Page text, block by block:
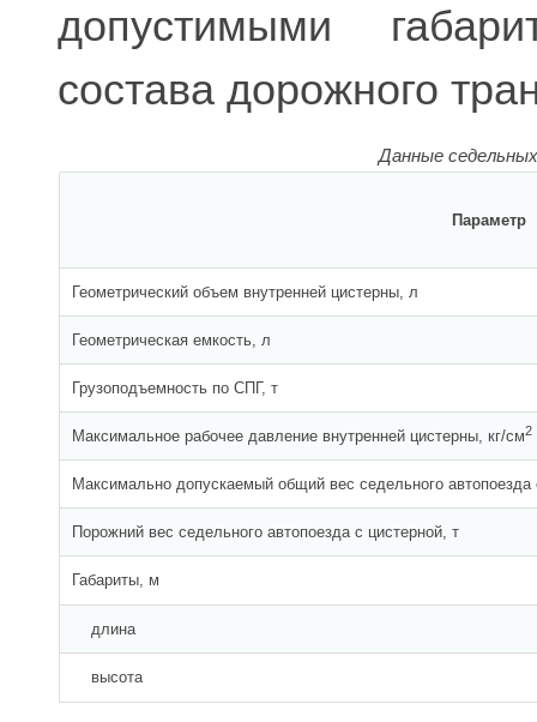
допустимыми
состава дорожного
Данные
Параметр
Геометрический объем внутренней цистерны, л
Геометрическая емкость, л
Грузоподъемность по СПГ, т
Максимальное рабочее давление внутренней цистерны, кг/см2
Максимально допускаемый общий вес седельного автопоезда
Порожний вес седельного автопоезда с цистерной, т
Габариты, м
длина
высота